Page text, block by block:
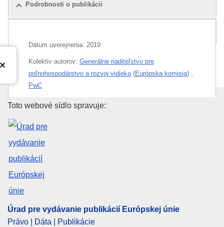
Podrobnosti o publikácii
Dátum uverejnenia: 2019
Kolektiv autorov: Generálne riaditeľstvo pre
poľnohospodárstvo a rozvoj vidieka(Európska komisia) ,
PwC
Témy Poľnohospodárska politika
Oblasť:
poľnohospodárska politika
PDF
Released on EU publications website:2019-11-08
Úrad pre vydávanie publikácií
Toto webové sídlo spravuje:
Úrad pre vydávanie publikácií Európskej únie
Právo | Dáta | Publikácie